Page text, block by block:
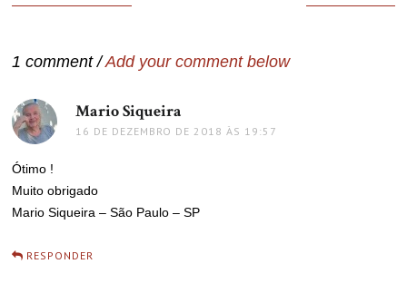
de
1 comment /Add your comment below
Mario Siqueira
16 DE DEZEMBRO DE 2018 ÀS 19:57
Ótimo !
Muito obrigado
Mario Siqueira – São Paulo – SP
RESPONDER